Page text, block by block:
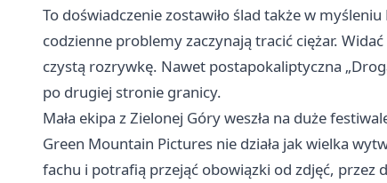
To doświadczenie zostawiło ślad także w
codzienne problemy zaczynają tracić ciężar.
czystą rozrywkę. Nawet postapokaliptyczna
po drugiej stronie granicy.
Mała ekipa z Zielonej Góry weszła na duże
Green Mountain Pictures nie działa jak wielka
fachu i potrafią przejąć obowiązki od zdjęć, przez